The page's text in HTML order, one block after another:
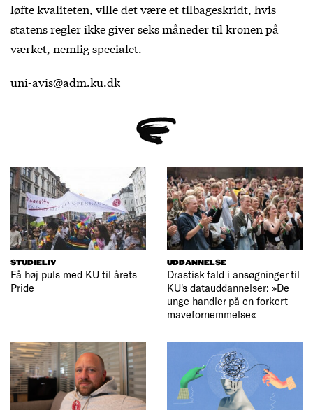
løfte kvaliteten, ville det være et tilbageskridt, hvis
statens regler ikke giver seks måneder til kronen på
værket, nemlig specialet.
uni-avis@adm.ku.dk
STUDIELIV
Få høj puls med KU til årets
Pride
UDDANNELSE
Drastisk fald i ansøgninger til
KU's datauddannelser: »De
unge handler på en forkert
mavefornemmelse«